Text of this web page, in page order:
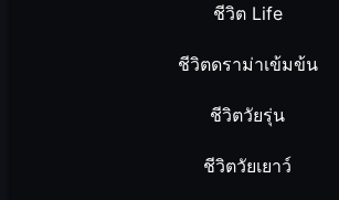
ชีวิต Life
ชีวิตดราม่าเข้มข้น
ชีวิตวัยรุ่น
ชีวิตวัยเยาว์